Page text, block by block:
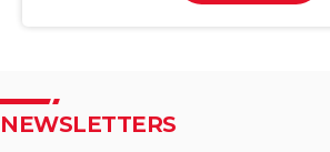
NEWSLETTERS